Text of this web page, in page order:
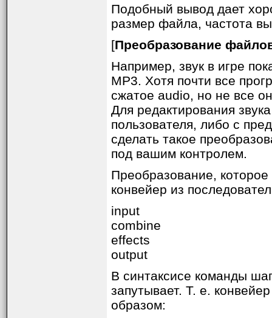
Подобный вывод дает
размер файла, частота
[Преобразование
Например, звук в игре
MP3. Хотя почти все
сжатое audio, но не все
Для редактирования
пользователя, либо с
сделать такое
под вашим контролем.
Преобразование,
конвейер из
input
combine
effects
output
В синтаксисе команды
запутывает. Т. е.
образом: